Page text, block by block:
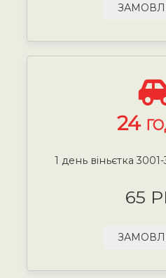
24
1 день віньєтка
65